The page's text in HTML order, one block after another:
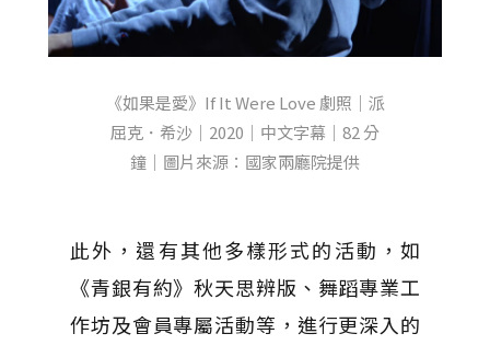
《如果是愛》If It Were Love 劇照｜派
屈克．希沙｜2020｜中文字幕｜82 分
鐘｜圖片來源：國家兩廳院提供
此外，還有其他多樣形式的活動，如
《青銀有約》秋天思辨版、舞蹈專業工
作坊及會員專屬活動等，進行更深入的